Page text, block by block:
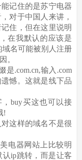
记住的是苏宁电器
对于中国人来讲，
住，但在这里说明
在我默认的应该是
域名可能被别人注册
。
.com.cn,输入.com
憾。这就是线下品
buy买这也可以接
!
这样的域名不是很
电器网站上比较明
ip跳转，而是让客